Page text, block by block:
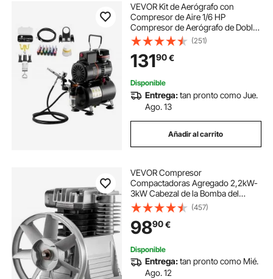
VEVOR Kit de Aerógrafo con
Compresor de Aire 1/6 HP
Compresor de Aerógrafo de Doble
Acción con Boquilla, Manguera, 24
Pinturas Acrílicas, Kit de Pintura
para Decoración de Tartas,
Maquetas, Uñas
(251)
13190€
Disponible
Entrega:tan pronto como Jue.
Ago. 13
Añadir al carrito
VEVOR Compresor
Compactadoras Agregado 2,2kW-
3kW Cabezal de la Bomba del
Compresor de Aire 1300rpm
Cabezal de Compresor de Aire de
Material de Aluminio para Industrias
Químicas Electrónicas Textiles
(457)
9890€
Disponible
Entrega:tan pronto como Mié.
Ago. 12